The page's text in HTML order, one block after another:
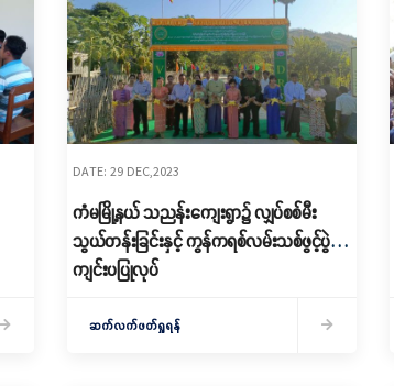
DATE: 29 DEC,2023
ကံမမြို့နယ် သညန်းကျေးရွာ၌ လျှပ်စစ်မီး
သွယ်တန်းခြင်းနှင့် ကွန်ကရစ်လမ်းသစ်ဖွင့်ပွဲ
ကျင်းပပြုလုပ်
ဆက်လက်ဖတ်ရှုရန်